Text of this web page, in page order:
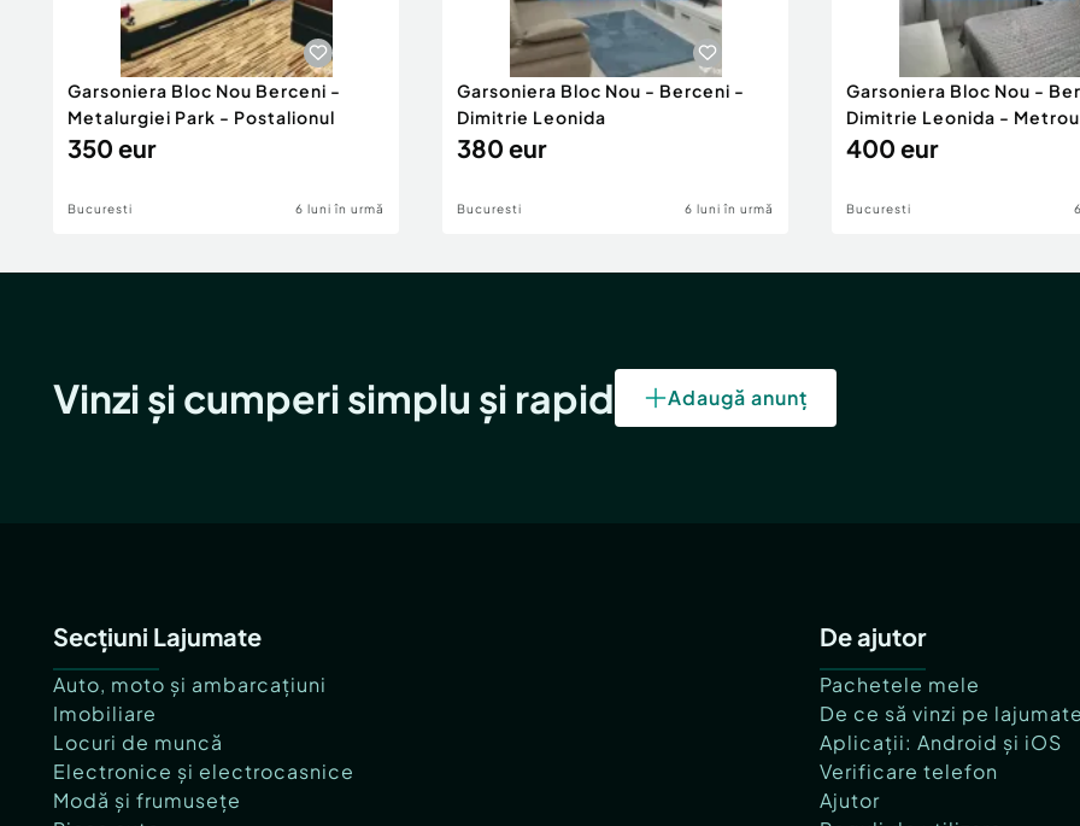
Garsoniera Bloc Nou Berceni -
Metalurgiei Park - Postalionul
350 eur
Bucuresti 6 luni în urmă
Garsoniera Bloc Nou - Berceni -
Dimitrie Leonida
380 eur
Bucuresti 6 luni în urmă
Garsoniera Bloc Nou -
Dimitrie Leonida -
400 eur
Bucuresti
Vinzi și cumperi simplu și rapid Adaugă anunț
Secțiuni Lajumate
Auto, moto și ambarcațiuni
Imobiliare
Locuri de muncă
Electronice și electrocasnice
Modă și frumusețe
De ajutor
Pachetele mele
De ce să vinzi pe
Aplicații: Android și iOS
Verificare telefon
Ajutor